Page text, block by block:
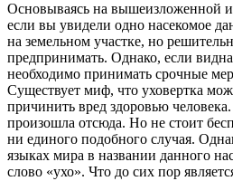
Основываясь на вышеизложенной
если вы увидели одно насекомое
на земельном участке, но
предпринимать. Однако, если видна
необходимо принимать срочные
Существует миф, что уховертка
причинить вред здоровью
произошла отсюда. Но не стоит
ни единого подобного случая.
языках мира в названии данного
слово «ухо». Что до сих пор